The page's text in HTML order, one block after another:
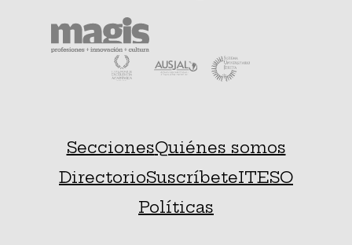
SeccionesQuiénes somos
DirectorioSuscríbeteITESO
Políticas